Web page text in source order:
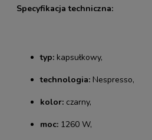
Specyfikacja techniczna:
typ: kapsułkowy,
technologia: Nespresso,
kolor: czarny,
moc: 1260 W,